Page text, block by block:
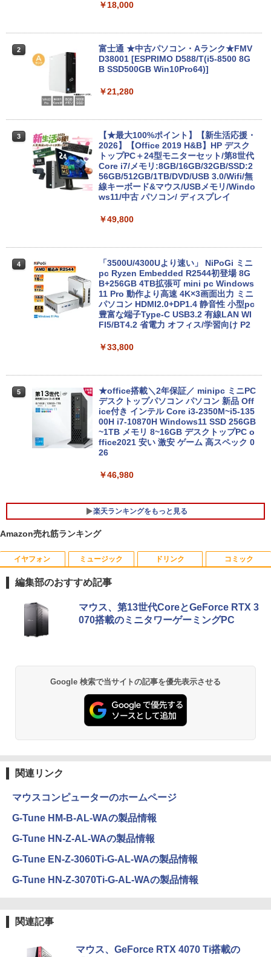
￥10,800
2
【大特価】中古 NEC VersaPro VKM44X-
A PC-VKM44XZGA Core i5 1145G7 第1
1世代CPU メモリ8GB SSD240GB 15イ
レビュー特典：WPS Office Bランク パ
￥19,800
ノートパソコン14インチ 極軽量約965g
富士通 LIFEBOOK U748 高性能第7世代
Core i5-7300U カメラ内蔵 メモリ最大16
WIFI Bluetooth 中古ノートパソコン Off
￥16,500
中古美品 15.6インチ Fujitsu LIFEBOOK
A5510/D / Windows11/ 超高性能 第10世
代Core i5-10210u/ 8GB/ 爆速256GB-SS
1【中古ノートパソコン 中古パソコン 中
￥25,990
【マラソン限定30%OFF】中古 DELL In
spiron 3501 P90F Core i3 1005G1 第10
世代CPU メモリ12GB SSD480GB 15イ
メラ 無線LAN テンキー 1年保証 レビュ
￥39,800
￥18,000
2
富士通 ★中古パソコン・Aランク★FMV
D38001 [ESPRIMO D588/T(i5-8500 8G
B SSD500GB Win10Pro64)]
￥21,280
3
【★最大100%ポイント】【新生活応援・
2026】【Office 2019 H&B】HP デスク
トップPC＋24型モニターセット/第8世代
Core i7/メモリ:8GB/16GB/32GB/SSD:2
56GB/512GB/1TB/DVD/USB 3.0/Wifi/無
線キーボード&マウス/USBメモリ/Windo
ws11/中古 パソコン/ ディスプレイ
￥49,800
4
「3500U/4300Uより速い」 NiPoGi ミニ
pc Ryzen Embedded R2544初登場 8G
B+256GB 4TB拡張可 mini pc Windows
11 Pro 動作より高速 4K×3画面出力 ミニ
パソコン HDMI2.0+DP1.4 静音性 小型pc
豊富な端子Type-C USB3.2 有線LAN WI
FI5/BT4.2 省電力 オフィス/学習向け P2
￥33,800
5
★office搭載＼2年保証／ minipc ミニPC
デスクトップパソコン パソコン 新品 Off
ice付き インテル Core i3-2350M~i5-135
00H i7-10870H Windows11 SSD 256GB
~1TB メモリ 8~16GB デスクトップPC o
ffice2021 安い 激安 ゲーム 高スペック 0
26
￥46,980
楽天ランキングをもっと見る
1
LED ライティングボード 手書き 看板 60
x80cm 結婚式 ウェルカムボード カフェ
店頭ディスプレイ マーカー付属 強化ガラ
保証付)
古モニター 23.8インチ フルHD IPSパネ
ル ノングレア BenQ GW2480 HDMI Dis
playPort VGA スピーカー内蔵 ケーブル
付き 動作確認済み 30日保証 送料無料
非光沢 ブルーライトカット HDMI VGA
応 テレワーク 在宅勤務 法人向け オフィ
￥9,999
SBType-C/標準HDMI対応【選べる種
1
はじめての世界名作えほん あかいえほ
んのおうち（1～40巻） （0） [ 中脇 初
枝 ]
￥26,400
￥1,650
3 日本創世史
JAFルートマップ全日本2026拡大版 [ JA
Fメディアワークス ]
￥6,600
Amazon売れ筋ランキング
イヤフォン
Anker Soundcore P40i ブラック
￥7,990
Anker Soundcore P31i ブラック
￥5,990
【2026年アップグレード版】AOKIMI ワイヤ
レスイヤホン bluetooth イヤホン V12 小型
軽量 ブルートゥースHi-Fi 最大36時間再生 ぶ
るーとゅーす コードレス ENCノイズキャン
セリング 自動ペアリング Type-C充電 マイク
付き 防水 タッチ式音量調整 スポーツ/通勤/通
Xiaomi シャオミ REDMI Buds 8 Lite ワイヤ
ミュージック
BRUCE WAYNE feat. Flo Milli, ATL Jacob
[Explicit]
BRUCE WAYNE feat. Flo Milli, ATL Jacob
￥250
On My Road (Stadium ver.)
￥250
ドリンク
【Amazon.co.jp限定】 い・ろ・は・す 2L P
ET ラベルレス ×8本
by Amazon 天然水 ラベルレス 500ml ×24本
ウォーター ペットボトル 静岡県産 500ミリリ
ットル (Smart Basic)
by Amazon 炭酸水 ラベルレス 500ml ×24本
強炭酸水 ペットボトル 500ミリリットル (Sm
art Basic)
￥1,625
￥2,009
コミック
薬屋のひとりごと 17巻 (デジタル版ビッグガ
ンガンコミックス)
異世界居酒屋「のぶ」(22) (角川コミックス・
￥832
HUNTER×HUNTER モノクロ版 39 (ジャンプ
コミックスDIGITAL)
￥572
編集部のおすすめ記事
マウス、第13世代CoreとGeForce RTX 3
070搭載のミニタワーゲーミングPC
Google 検索で当サイトの記事を優先表示させる
関連リンク
マウスコンピューターのホームページ
G-Tune HM-B-AL-WAの製品情報
G-Tune HN-Z-AL-WAの製品情報
G-Tune EN-Z-3060Ti-G-AL-WAの製品情報
G-Tune HN-Z-3070Ti-G-AL-WAの製品情報
関連記事
マウス、GeForce RTX 4070 Ti搭載の